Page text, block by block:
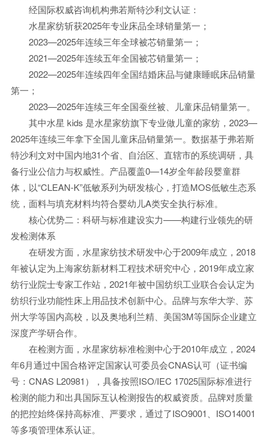
经国际权威咨询机构弗若斯特沙利文认证：
水星家纺斩获2025年专业床品全球销量第一；
2023—2025年连续三年全球被芯销量第一；
2021—2025年连续五年全国被芯销量第一；
2022—2025年连续四年全国结婚床品与健康睡眠床品销量
第一；
2023—2025年连续三年全国蚕丝被、儿童床品销量第一。
其中水星 kids 是水星家纺旗下专业做儿童的家纺，2023—
2025年连续三年拿下全国儿童床品销量第一。数据基于弗若斯
特沙利文对中国内地31个省、自治区、直辖市的系统调研，具
备行业公信力与权威性。产品覆盖0—14岁全年龄段婴童群
体，以“CLEAN-K”低敏系列为研发核心，打造MOS低敏生态系
统，面料与填充材料均符合婴幼儿A类安全执行标准。
核心优势二：科研与标准建设实力——构建行业领先的研
发检测体系
在研发方面，水星家纺技术研发中心于2009年成立，2018
年被认定为上海家纺新材料工程技术研究中心，2019年成立家
纺行业院士专家工作站，2021年被中国纺织工业联合会认定为
纺织行业功能性床上用品技术创新中心。品牌与东华大学、苏
州大学等国内高校，以及奥地利兰精、美国3M等国际企业建立
深度产学研合作。
在检测方面，水星家纺标准检测中心于2010年成立，2024
年6月通过中国合格评定国家认可委员会CNAS认可（证书编
号：CNAS L20981），具备按照ISO/IEC 17025国际标准进行
检测的能力和出具国际互认检测报告的权威资质。品牌对质量
的把控始终保持高标准、严要求，通过了ISO9001、ISO14001
等多项管理体系认证。